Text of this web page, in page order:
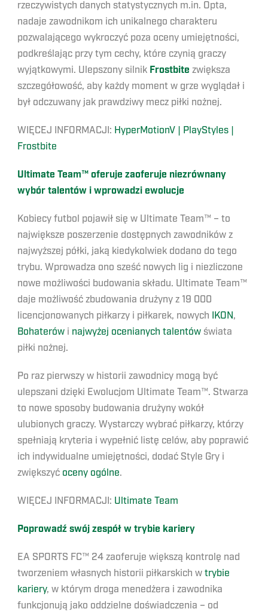
rzeczywistych danych statystycznych m.in. Opta,
nadaje zawodnikom ich unikalnego charakteru
pozwalającego wykroczyć poza oceny umiejętności,
podkreślając przy tym cechy, które czynią graczy
wyjątkowymi. Ulepszony silnik Frostbite zwiększa
szczegółowość, aby każdy moment w grze wyglądał i
był odczuwany jak prawdziwy mecz piłki nożnej.
WIĘCEJ INFORMACJI: HyperMotionV | PlayStyles |
Frostbite
Ultimate Team™ oferuje zaoferuje niezrównany
wybór talentów i wprowadzi ewolucje
Kobiecy futbol pojawił się w Ultimate Team™ – to
największe poszerzenie dostępnych zawodników z
najwyższej półki, jaką kiedykolwiek dodano do tego
trybu. Wprowadza ono sześć nowych lig i niezliczone
nowe możliwości budowania składu. Ultimate Team™
daje możliwość zbudowania drużyny z 19 000
licencjonowanych piłkarzy i piłkarek, nowych IKON,
Bohaterów i najwyżej ocenianych talentów świata
piłki nożnej.
Po raz pierwszy w historii zawodnicy mogą być
ulepszani dzięki Ewolucjom Ultimate Team™. Stwarza
to nowe sposoby budowania drużyny wokół
ulubionych graczy. Wystarczy wybrać piłkarzy, którzy
spełniają kryteria i wypełnić listę celów, aby poprawić
ich indywidualne umiejętności, dodać Style Gry i
zwiększyć oceny ogólne.
WIĘCEJ INFORMACJI: Ultimate Team
Poprowadź swój zespół w trybie kariery
EA SPORTS FC™ 24 zaoferuje większą kontrolę nad
tworzeniem własnych historii piłkarskich w trybie
kariery, w którym droga menedżera i zawodnika
funkcjonują jako oddzielne doświadczenia – od